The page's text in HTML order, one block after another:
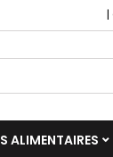
|
ALIMENTAIRES